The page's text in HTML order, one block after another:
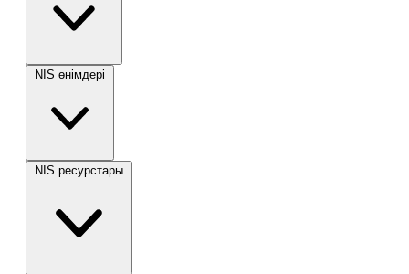
NIS өнімдері
NIS ресурстары